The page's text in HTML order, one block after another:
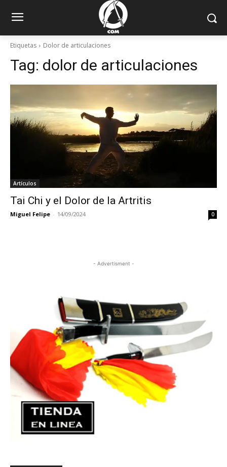
Etiquetas Dolor de articulaciones
Tag: dolor de articulaciones
Artículos
Tai Chi y el Dolor de la Artritis
Miguel Felipe - 14/09/2024 0
- Advertisment -